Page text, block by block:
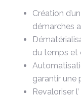
Création
démarches
du temps et
garantir une
Revaloriser l’